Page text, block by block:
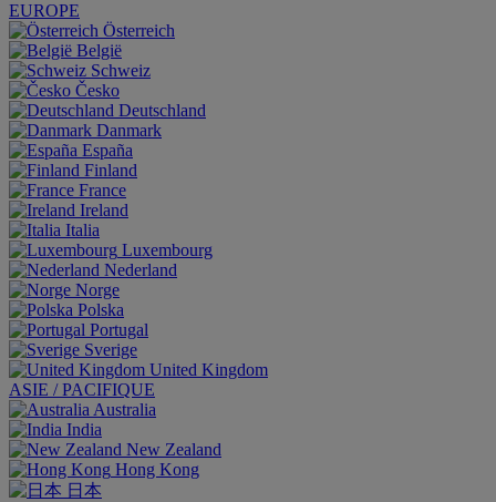
EUROPE
Österreich
België
Schweiz
Česko
Deutschland
Danmark
España
Finland
France
Ireland
Italia
Luxembourg
Nederland
Norge
Polska
Portugal
Sverige
United Kingdom
ASIE / PACIFIQUE
Australia
India
New Zealand
Hong Kong
日本